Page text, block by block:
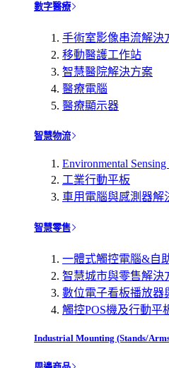
數字醫療
手術室影像串流解決
移動醫護工作站
智慧醫院解決方案
醫療電腦
醫療顯示器
智慧物流
Environmental
工業行動平板
車用電腦與感測器解
智慧零售
一體式觸控電腦&自
智慧城市與零售解決
數位電子看板播放器
觸控POS機及行動平
Industrial Mounting (Stands/